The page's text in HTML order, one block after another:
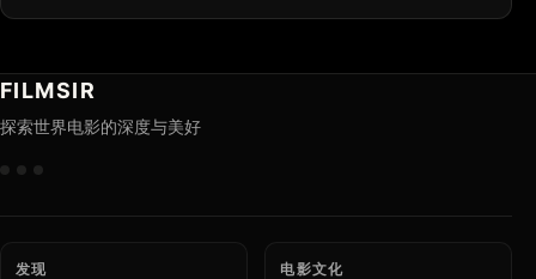
FILMSIR
探索世界电影的深度与美好
发现 电影文化